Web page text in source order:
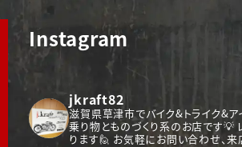
Instagram
jkraft82
滋賀県草津市でバイク&トライク&ア
乗り物とものづくり系のお店です💡
ります🙋 お気軽にお問い合わせ、来